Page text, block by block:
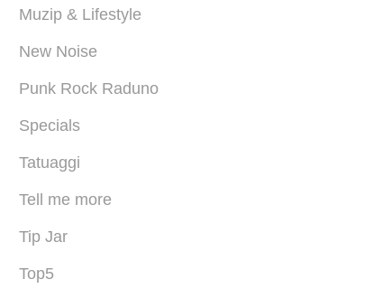
Muzip & Lifestyle
New Noise
Punk Rock Raduno
Specials
Tatuaggi
Tell me more
Tip Jar
Top5